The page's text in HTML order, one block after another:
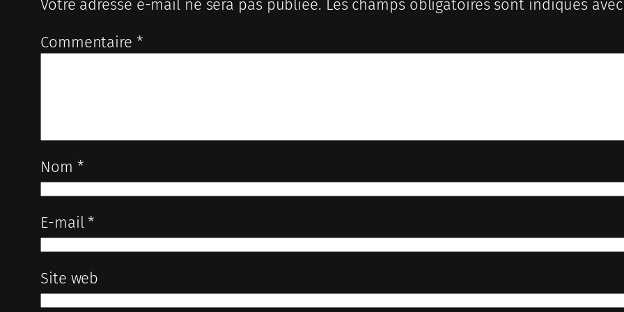
Votre adresse e-mail ne sera pas publiée. Les champs obligatoires sont indiqués
Commentaire *
Nom *
E-mail *
Site web